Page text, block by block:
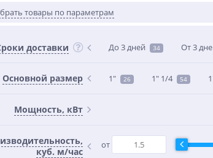
товары по параметрам
доставки До 3 дней 34 От 3
Основной размер 1" 26 1" 1/4 54
Мощность, кВт
куб. м/час
от